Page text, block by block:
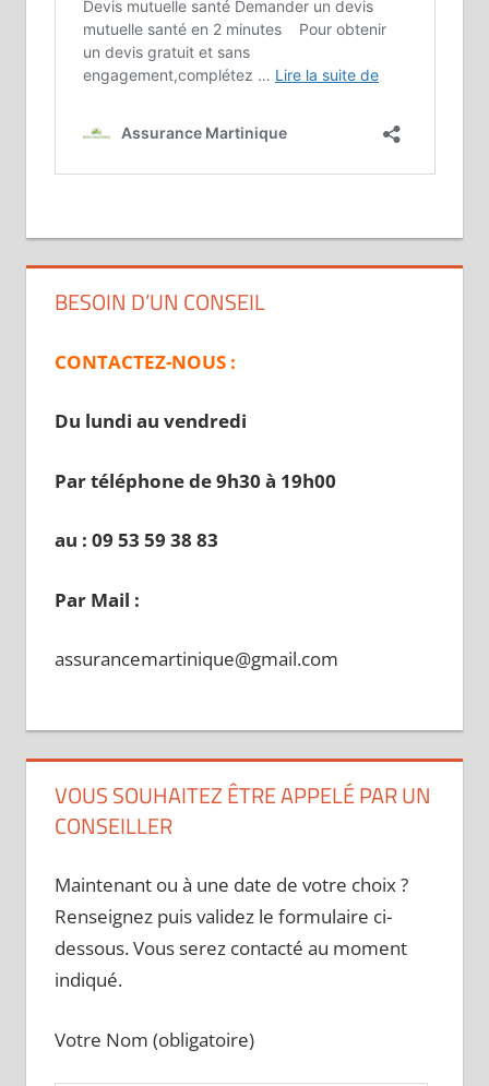
BESOIN D’UN CONSEIL
CONTACTEZ-NOUS :
Du lundi au vendredi
Par téléphone de 9h30 à 19h00
au : 09 53 59 38 83
Par Mail :
assurancemartinique@gmail.com
VOUS SOUHAITEZ ÊTRE APPELÉ PAR UN
CONSEILLER
Maintenant ou à une date de votre choix ?
Renseignez puis validez le formulaire ci-
dessous. Vous serez contacté au moment
indiqué.
Votre Nom (obligatoire)